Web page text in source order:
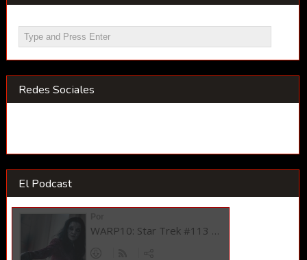
Redes Sociales
El Podcast